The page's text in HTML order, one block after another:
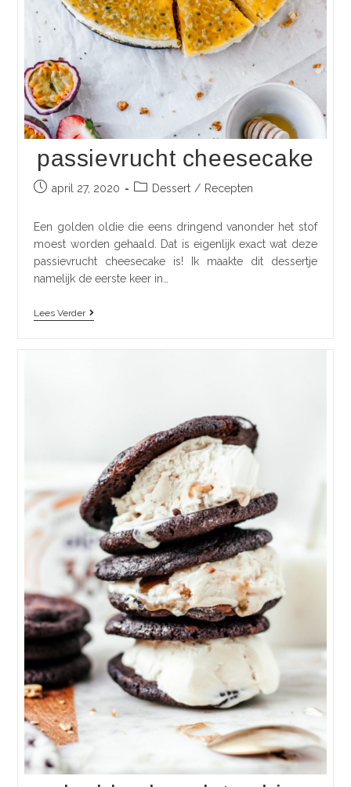
passievrucht cheesecake
april 27, 2020 Dessert / Recepten
Een golden oldie die eens dringend vanonder het stof
moest worden gehaald. Dat is eigenlijk exact wat deze
passievrucht cheesecake is! Ik maakte dit dessertje
namelijk de eerste keer in…
Lees Verder